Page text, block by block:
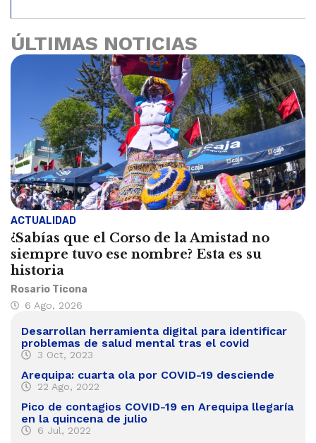
ÚLTIMAS NOTICIAS
ACTUALIDAD
¿Sabías que el Corso de la Amistad no
siempre tuvo ese nombre? Esta es su
historia
Rosario Ticona
6 Ago, 2026
Desarrollan herramienta digital para identificar
problemas de salud mental tras el covid
3 Oct, 2023
Arequipa: cuarta ola por COVID-19 desciende
22 Ago, 2022
Pico de contagios COVID-19 en Arequipa llegaría
en la quincena de julio
6 Jul, 2022